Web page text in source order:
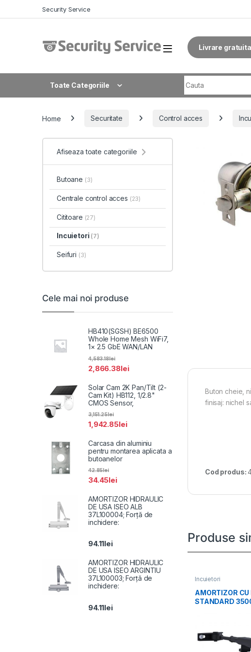
Security Service
Livrare
Toate Categoriile
Home Securitate Control acces
Buton cheie,
finisaj: nichel
Cod produs:
Produse
Incuietori
AMORTIZOR CU
STANDARD
Afiseaza toate categoriile
Butoane (3)
Centrale control acces (23)
Cititoare (27)
Incuietori (7)
Seifuri (3)
Cele mai noi produse
HB410(SGSH) BE6500
Whole Home Mesh WiFi7,
1× 2.5 GbE WAN/LAN
2,866.38lei
4,583.18lei
Solar Cam 2K Pan/Tilt (2-
Cam Kit) HB112, 1/2.8"
CMOS Sensor,
1,942.85lei
3,151.25lei
Carcasa din aluminiu
pentru montarea aplicata a
butoanelor
34.45lei
42.85lei
AMORTIZOR HIDRAULIC
DE USA ISEO ALB
37L100004; Forță de
inchidere:
94.11lei
AMORTIZOR HIDRAULIC
DE USA ISEO ARGINTIU
37L100003; Forță de
inchidere:
94.11lei